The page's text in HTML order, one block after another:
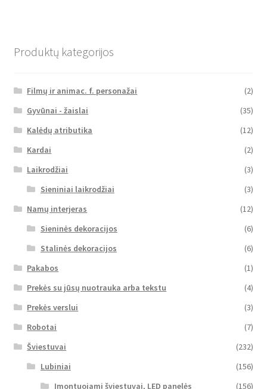
Produktų kategorijos
Filmų ir animac. f. personažai
(2)
Gyvūnai - žaislai
(35)
Kalėdų atributika
(12)
Kardai
(2)
Laikrodžiai
(3)
Sieniniai laikrodžiai
(3)
Namų interjeras
(12)
Sieninės dekoracijos
(6)
Stalinės dekoracijos
(6)
Pakabos
(1)
Prekės su jūsų nuotrauka arba tekstu
(4)
Prekės verslui
(3)
Robotai
(7)
Šviestuvai
(232)
Lubiniai
(156)
Įmontuojami šviestuvai, LED panelės
(156)